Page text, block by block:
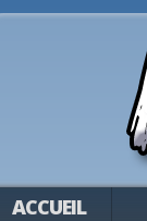
ACCUEIL